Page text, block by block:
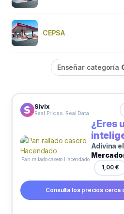
CEPSA
Enseñar categoría
Sivix
Real Prices. Real Data
Pan rallado casero Hacendado
¿Eres
Adivina
1,00 €
Consulta los precios cerca